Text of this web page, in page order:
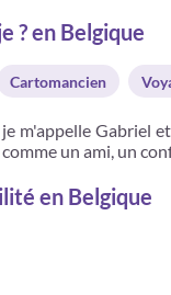
? en Belgique
Cartomancien
m'appelle Gabriel
un ami, un
en Belgique